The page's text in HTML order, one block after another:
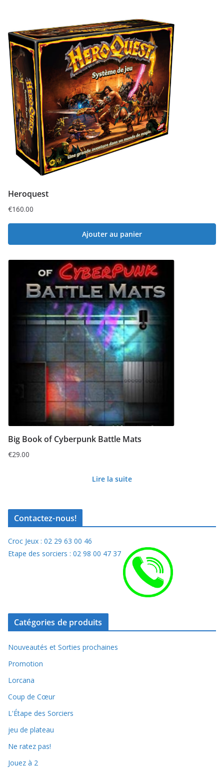
Heroquest
€160.00
Ajouter au panier
Big Book of Cyberpunk Battle Mats
€29.00
Lire la suite
Contactez-nous!
Croc Jeux : 02 29 63 00 46
Etape des sorciers : 02 98 00 47 37
Catégories de produits
Nouveautés et Sorties prochaines
Promotion
Lorcana
Coup de Cœur
L'Étape des Sorciers
jeu de plateau
Ne ratez pas!
Jouez à 2